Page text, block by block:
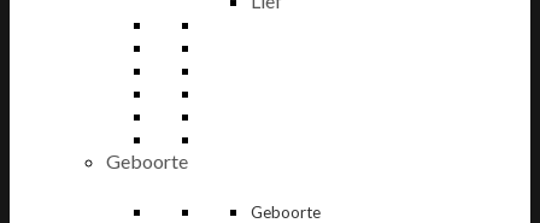
Geboorte
Geboorte